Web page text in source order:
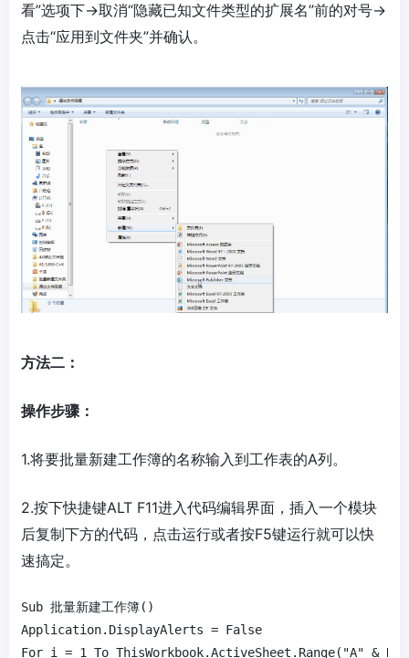
看”选项下→取消“隐藏已知文件类型的扩展名”前的对号→
点击“应用到文件夹”并确认。
方法二：
操作步骤：
1.将要批量新建工作簿的名称输入到工作表的A列。
2.按下快捷键ALT F11进入代码编辑界面，插入一个模块
后复制下方的代码，点击运行或者按F5键运行就可以快
速搞定。
Sub 批量新建工作簿()
Application.DisplayAlerts = False
For i = 1 To ThisWorkbook.ActiveSheet.Range("A" &